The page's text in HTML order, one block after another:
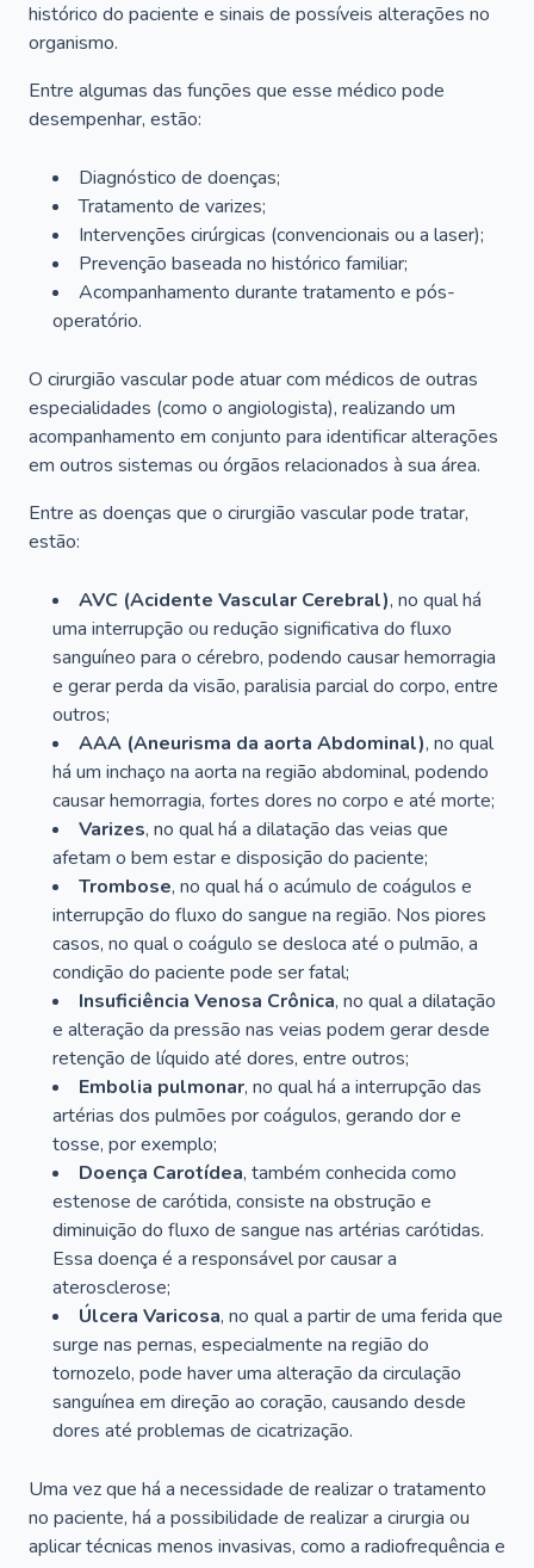
histórico do paciente e sinais de possíveis alterações no
organismo.
Entre algumas das funções que esse médico pode
desempenhar, estão:
Diagnóstico de doenças;
Tratamento de varizes;
Intervenções cirúrgicas (convencionais ou a laser);
Prevenção baseada no histórico familiar;
Acompanhamento durante tratamento e pós-
operatório.
O cirurgião vascular pode atuar com médicos de outras
especialidades (como o angiologista), realizando um
acompanhamento em conjunto para identificar alterações
em outros sistemas ou órgãos relacionados à sua área.
Entre as doenças que o cirurgião vascular pode tratar,
estão:
AVC (Acidente Vascular Cerebral), no qual há
uma interrupção ou redução significativa do fluxo
sanguíneo para o cérebro, podendo causar hemorragia
e gerar perda da visão, paralisia parcial do corpo, entre
outros;
AAA (Aneurisma da aorta Abdominal), no qual
há um inchaço na aorta na região abdominal, podendo
causar hemorragia, fortes dores no corpo e até morte;
Varizes, no qual há a dilatação das veias que
afetam o bem estar e disposição do paciente;
Trombose, no qual há o acúmulo de coágulos e
interrupção do fluxo do sangue na região. Nos piores
casos, no qual o coágulo se desloca até o pulmão, a
condição do paciente pode ser fatal;
Insuficiência Venosa Crônica, no qual a dilatação
e alteração da pressão nas veias podem gerar desde
retenção de líquido até dores, entre outros;
Embolia pulmonar, no qual há a interrupção das
artérias dos pulmões por coágulos, gerando dor e
tosse, por exemplo;
Doença Carotídea, também conhecida como
estenose de carótida, consiste na obstrução e
diminuição do fluxo de sangue nas artérias carótidas.
Essa doença é a responsável por causar a
aterosclerose;
Úlcera Varicosa, no qual a partir de uma ferida que
surge nas pernas, especialmente na região do
tornozelo, pode haver uma alteração da circulação
sanguínea em direção ao coração, causando desde
dores até problemas de cicatrização.
Uma vez que há a necessidade de realizar o tratamento
no paciente, há a possibilidade de realizar a cirurgia ou
aplicar técnicas menos invasivas, como a radiofrequência e